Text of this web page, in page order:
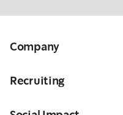
Company
Recruiting